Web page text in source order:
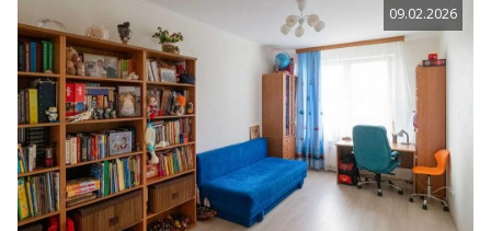
09.02.2026